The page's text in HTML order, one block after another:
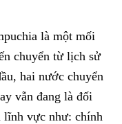
là một mối
chuyển từ lịch sử
hai nước chuyển
vẫn đang là đối
lĩnh vực như: chính